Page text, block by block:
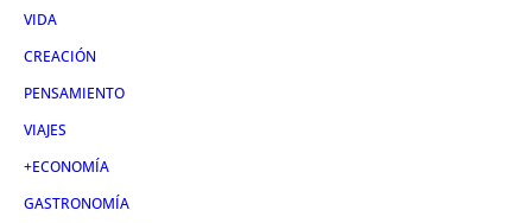
VIDA
CREACIÓN
PENSAMIENTO
VIAJES
+ECONOMÍA
GASTRONOMÍA